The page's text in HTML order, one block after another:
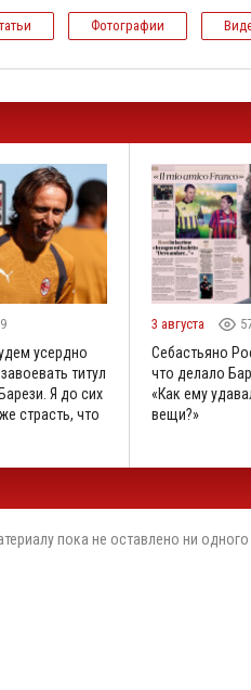
Фотографии
усердно
титул
Я до сих
страсть, что
3 августа
Себастьяно
что делало
«Как ему
вещи?»
пока не оставлено ни